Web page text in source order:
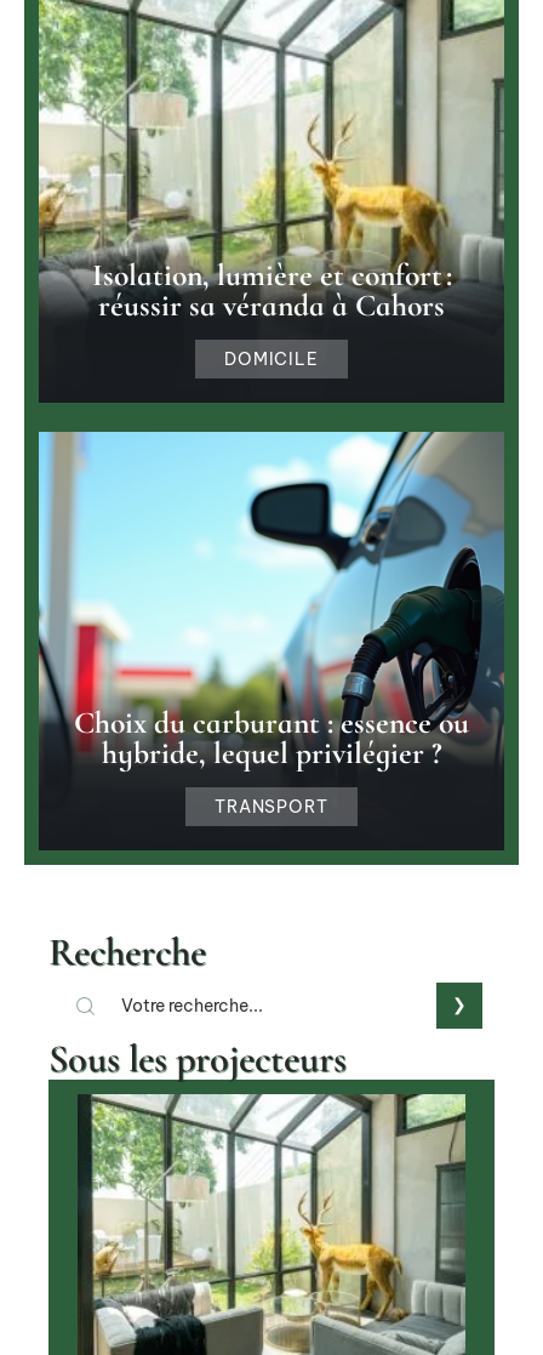
Isolation, lumière et confort :
réussir sa véranda à Cahors
DOMICILE
Choix du carburant : essence ou
hybride, lequel privilégier ?
TRANSPORT
Recherche
Sous les projecteurs